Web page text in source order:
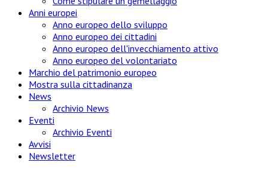
Anni europei
Anno europeo dello sviluppo
Anno europeo dei cittadini
Anno europeo dell'invecchiamento attivo
Anno europeo del volontariato
Marchio del patrimonio europeo
Mostra sulla cittadinanza
News
Archivio News
Eventi
Archivio Eventi
Avvisi
Newsletter